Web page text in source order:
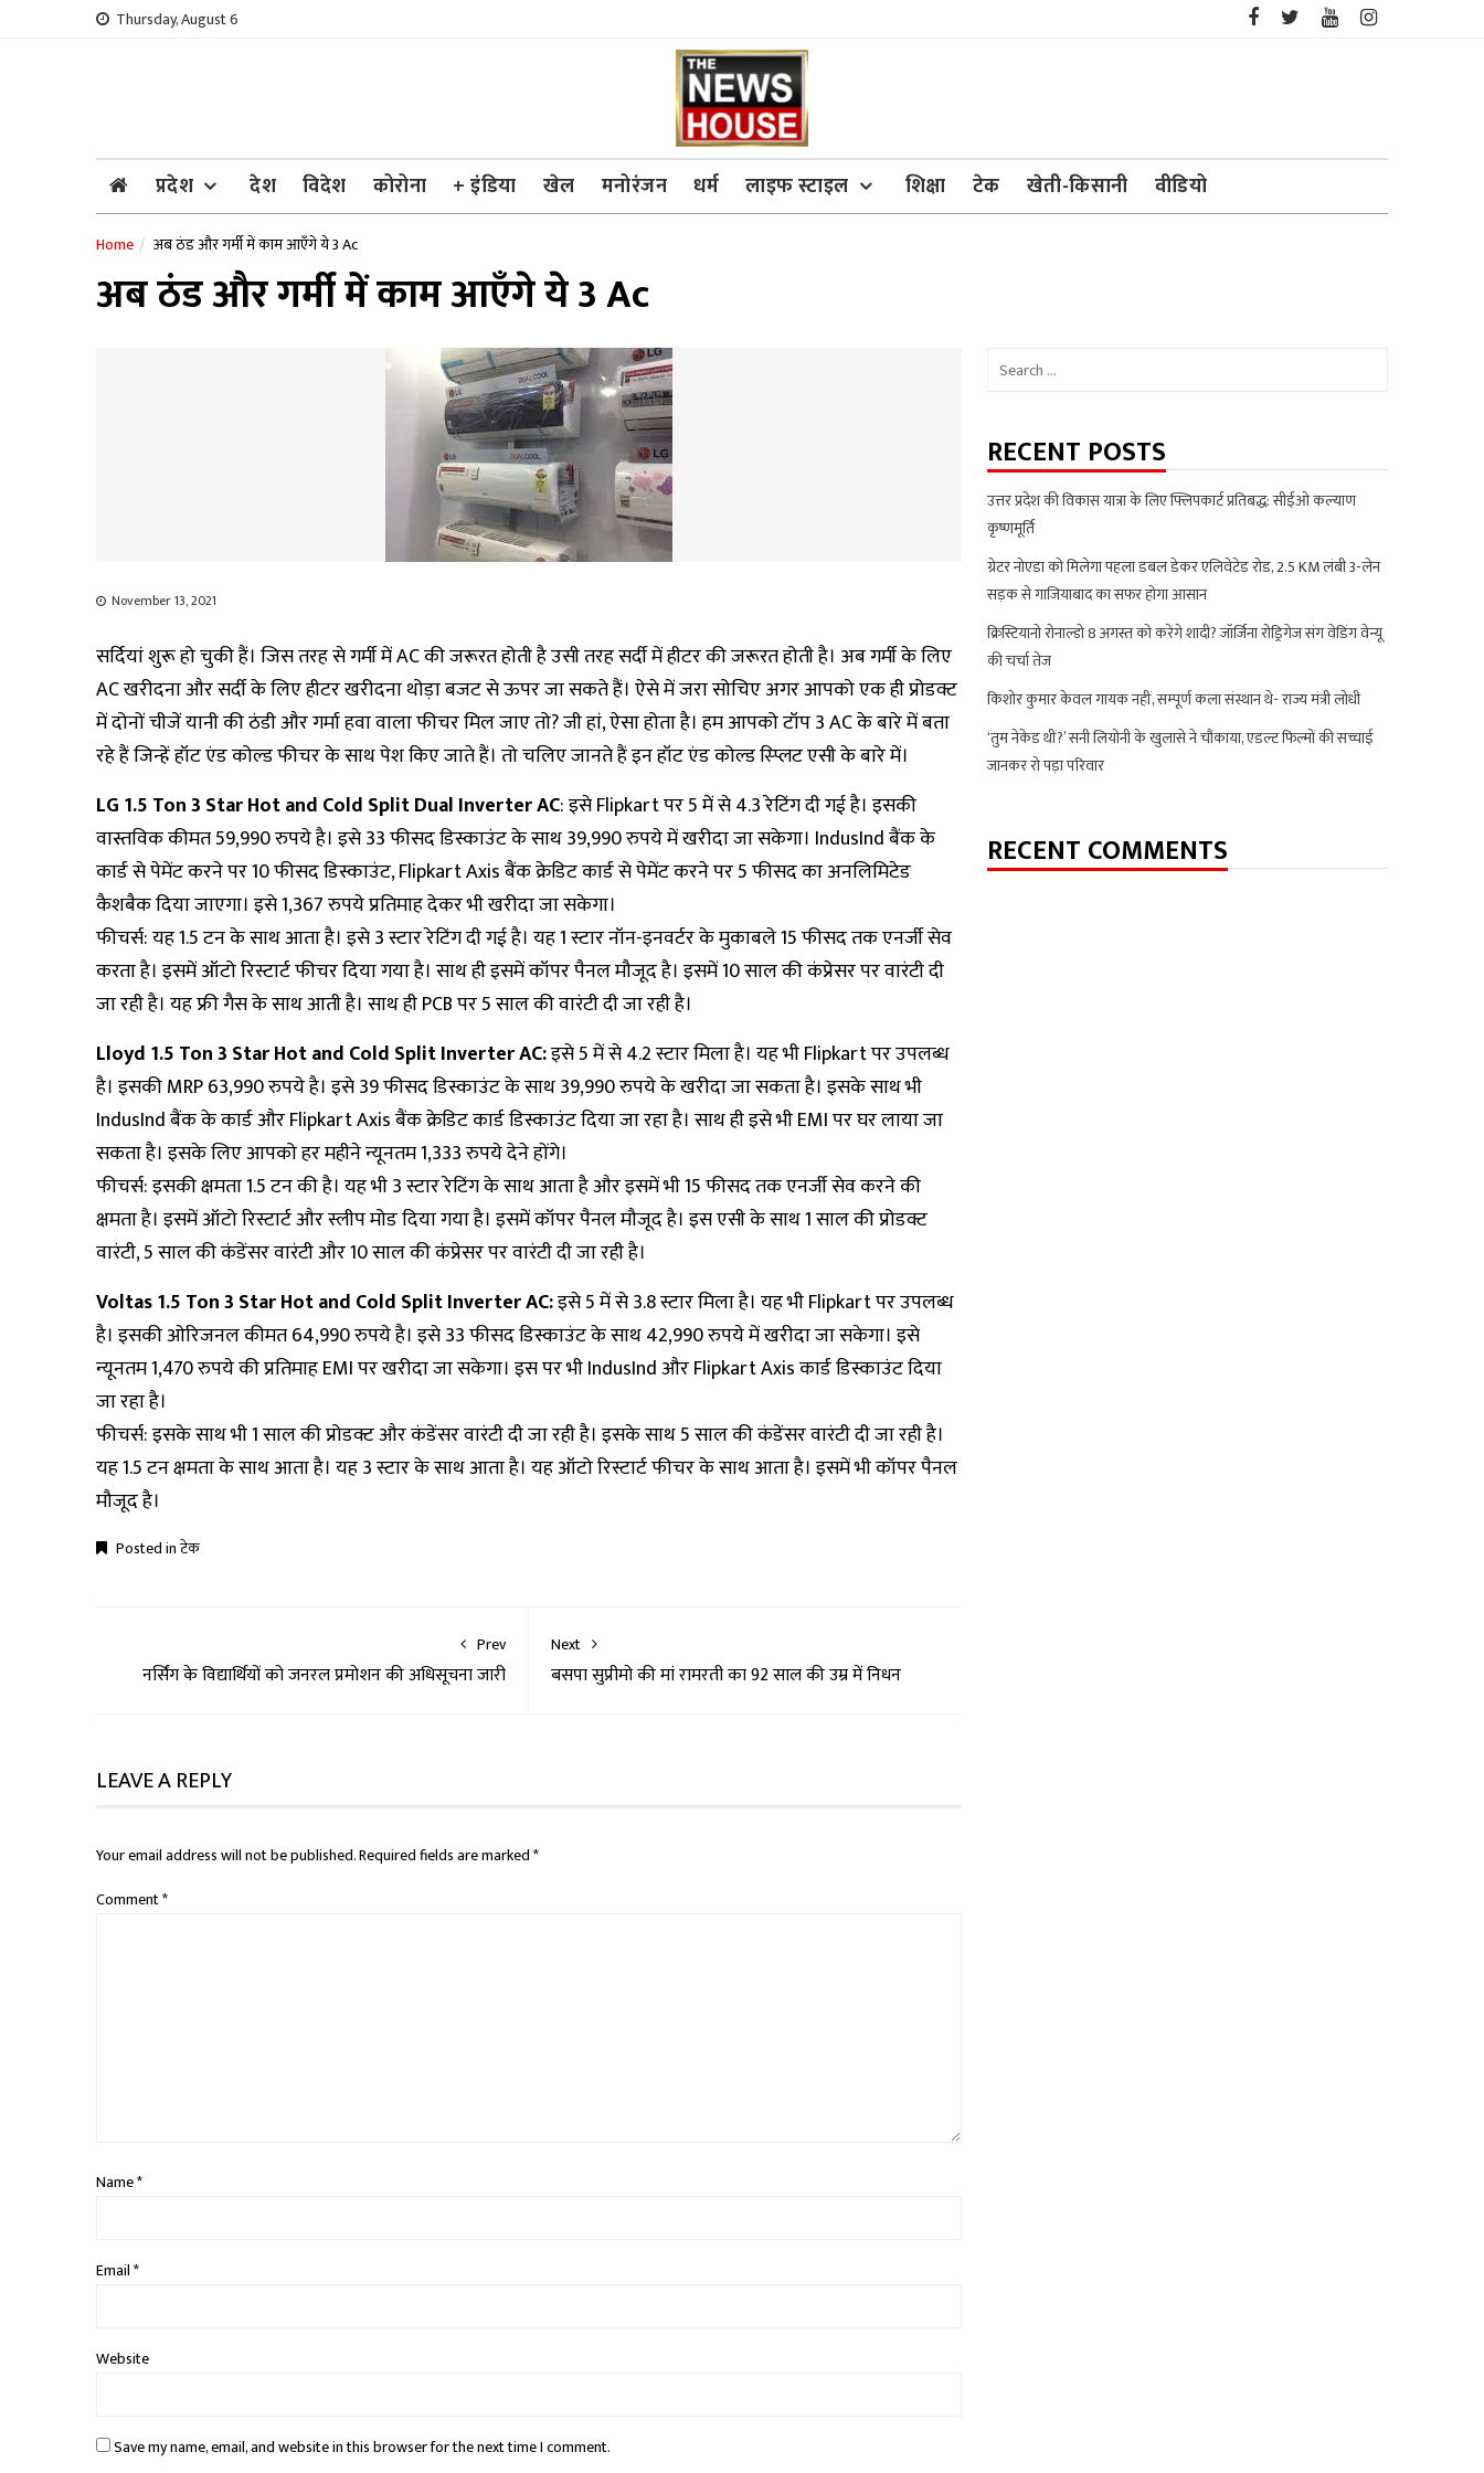
Thursday, August 6
प्रदेश देश विदेश कोरोना + इंडिया खेल मनोरंजन धर्म लाइफ स्टाइल शिक्षा टेक खेती-किसानी वीडियो
Home अब ठंड और गर्मी में काम आएँगे ये 3 Ac
अब ठंड और गर्मी में काम आएँगे ये 3 Ac
November 13, 2021
सर्दियां शुरू हो चुकी हैं। जिस तरह से गर्मी में AC की जरूरत होती है उसी तरह सर्दी में हीटर की जरूरत होती है। अब गर्मी के लिए
AC खरीदना और सर्दी के लिए हीटर खरीदना थोड़ा बजट से ऊपर जा सकते हैं। ऐसे में जरा सोचिए अगर आपको एक ही प्रोडक्ट
में दोनों चीजें यानी की ठंडी और गर्मा हवा वाला फीचर मिल जाए तो? जी हां, ऐसा होता है। हम आपको टॉप 3 AC के बारे में बता
रहे हैं जिन्हें हॉट एंड कोल्ड फीचर के साथ पेश किए जाते हैं। तो चलिए जानते हैं इन हॉट एंड कोल्ड स्प्लिट एसी के बारे में।
LG 1.5 Ton 3 Star Hot and Cold Split Dual Inverter AC: इसे Flipkart पर 5 में से 4.3 रेटिंग दी गई है। इसकी
वास्तविक कीमत 59,990 रुपये है। इसे 33 फीसद डिस्काउंट के साथ 39,990 रुपये में खरीदा जा सकेगा। IndusInd बैंक के
कार्ड से पेमेंट करने पर 10 फीसद डिस्काउंट, Flipkart Axis बैंक क्रेडिट कार्ड से पेमेंट करने पर 5 फीसद का अनलिमिटेड
कैशबैक दिया जाएगा। इसे 1,367 रुपये प्रतिमाह देकर भी खरीदा जा सकेगा।
फीचर्स: यह 1.5 टन के साथ आता है। इसे 3 स्टार रेटिंग दी गई है। यह 1 स्टार नॉन-इनवर्टर के मुकाबले 15 फीसद तक एनर्जी सेव
करता है। इसमें ऑटो रिस्टार्ट फीचर दिया गया है। साथ ही इसमें कॉपर पैनल मौजूद है। इसमें 10 साल की कंप्रेसर पर वारंटी दी
जा रही है। यह फ्री गैस के साथ आती है। साथ ही PCB पर 5 साल की वारंटी दी जा रही है।
Lloyd 1.5 Ton 3 Star Hot and Cold Split Inverter AC:इसे 5 में से 4.2 स्टार मिला है। यह भी Flipkart पर उपलब्ध
है। इसकी MRP 63,990 रुपये है। इसे 39 फीसद डिस्काउंट के साथ 39,990 रुपये के खरीदा जा सकता है। इसके साथ भी
IndusInd बैंक के कार्ड और Flipkart Axis बैंक क्रेडिट कार्ड डिस्काउंट दिया जा रहा है। साथ ही इसे भी EMI पर घर लाया जा
सकता है। इसके लिए आपको हर महीने न्यूनतम 1,333 रुपये देने होंगे।
फीचर्स: इसकी क्षमता 1.5 टन की है। यह भी 3 स्टार रेटिंग के साथ आता है और इसमें भी 15 फीसद तक एनर्जी सेव करने की
क्षमता है। इसमें ऑटो रिस्टार्ट और स्लीप मोड दिया गया है। इसमें कॉपर पैनल मौजूद है। इस एसी के साथ 1 साल की प्रोडक्ट
वारंटी, 5 साल की कंडेंसर वारंटी और 10 साल की कंप्रेसर पर वारंटी दी जा रही है।
Voltas 1.5 Ton 3 Star Hot and Cold Split Inverter AC:इसे 5 में से 3.8 स्टार मिला है। यह भी Flipkart पर उपलब्ध
है। इसकी ओरिजनल कीमत 64,990 रुपये है। इसे 33 फीसद डिस्काउंट के साथ 42,990 रुपये में खरीदा जा सकेगा। इसे
न्यूनतम 1,470 रुपये की प्रतिमाह EMI पर खरीदा जा सकेगा। इस पर भी IndusInd और Flipkart Axis कार्ड डिस्काउंट दिया
जा रहा है।
फीचर्स: इसके साथ भी 1 साल की प्रोडक्ट और कंडेंसर वारंटी दी जा रही है। इसके साथ 5 साल की कंडेंसर वारंटी दी जा रही है।
यह 1.5 टन क्षमता के साथ आता है। यह 3 स्टार के साथ आता है। यह ऑटो रिस्टार्ट फीचर के साथ आता है। इसमें भी कॉपर पैनल
मौजूद है।
Posted inटेक
Prev
नर्सिंग के विद्यार्थियों को जनरल प्रमोशन की अधिसूचना जारी
Next
बसपा सुप्रीमो की मां रामरती का 92 साल की उम्र में निधन
LEAVE A REPLY
Your email address will not be published.Required fields are marked*
Comment*
Name*
Email*
Website
Save my name, email, and website in this browser for the next time I comment.
Search
RECENT POSTS
उत्तर प्रदेश की विकास यात्रा के लिए फ्लिपकार्ट प्रतिबद्ध: सीईओ कल्याण
कृष्णमूर्ति
ग्रेटर नोएडा को मिलेगा पहला डबल डेकर एलिवेटेड रोड, 2.5 KM लंबी 3-लेन
सड़क से गाजियाबाद का सफर होगा आसान
क्रिस्टियानो रोनाल्डो 8 अगस्त को करेंगे शादी? जॉर्जिना रोड्रिगेज संग वेडिंग वेन्यू
की चर्चा तेज
किशोर कुमार केवल गायक नहीं, सम्पूर्ण कला संस्थान थे- राज्य मंत्री लोधी
‘तुम नेकेड थीं?’ सनी लियोनी के खुलासे ने चौंकाया, एडल्ट फिल्मों की सच्चाई
जानकर रो पड़ा परिवार
RECENT COMMENTS